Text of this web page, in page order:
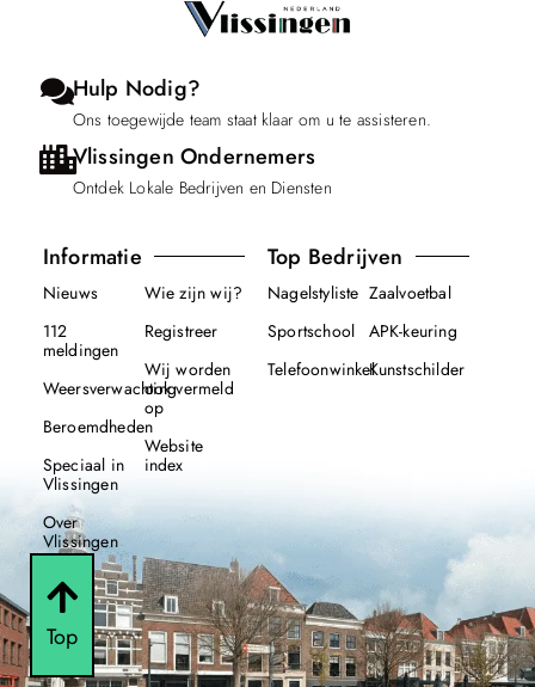
Top
Hulp Nodig?
Ons toegewijde team staat klaar om u te assisteren.
Vlissingen Ondernemers
Ontdek Lokale Bedrijven en Diensten
Informatie
Nieuws
112
meldingen
Weersverwachting
Beroemdheden
Speciaal in
Vlissingen
Over
Vlissingen
Wie zijn wij?
Registreer
Wij worden
ook vermeld
op
Website
index
Top Bedrijven
Nagelstyliste
Sportschool
Telefoonwinkel
Zaalvoetbal
APK-keuring
Kunstschilder